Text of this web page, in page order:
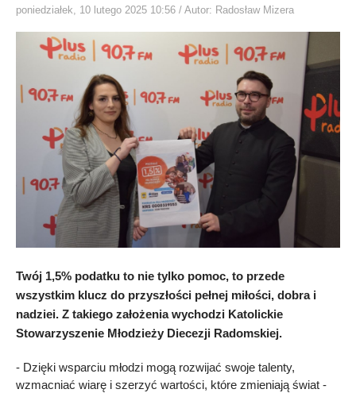
poniedziałek, 10 lutego 2025 10:56 / Autor: Radosław Mizera
Twój 1,5% podatku to nie tylko pomoc, to przede
wszystkim klucz do przyszłości pełnej miłości, dobra i
nadziei. Z takiego założenia wychodzi Katolickie
Stowarzyszenie Młodzieży Diecezji Radomskiej.
- Dzięki wsparciu młodzi mogą rozwijać swoje talenty,
wzmacniać wiarę i szerzyć wartości, które zmieniają świat -